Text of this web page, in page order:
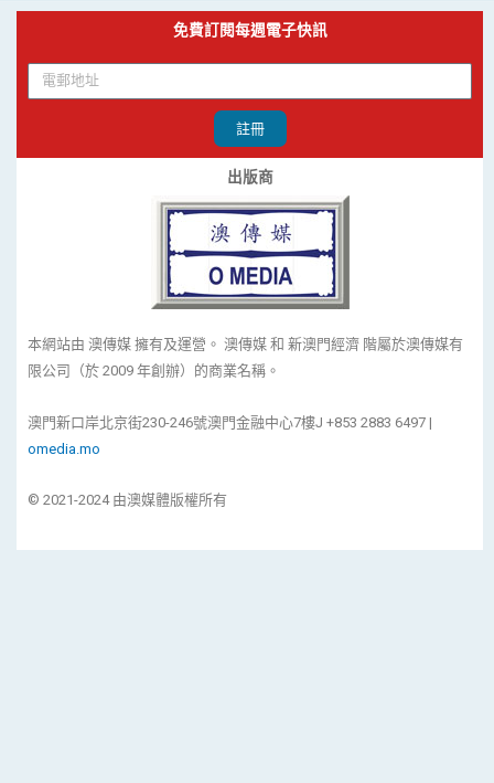
免費訂閱每週電子快訊
註冊
出版商
本網站由 澳傳媒 擁有及運營。 澳傳媒 和 新澳門經濟 階屬於澳傳媒有
限公司（於 2009 年創辦）的商業名稱。
澳門新口岸北京街230-246號澳門金融中心7樓J +853 2883 6497 |
omedia.mo
© 2021-2024 由澳媒體版權所有